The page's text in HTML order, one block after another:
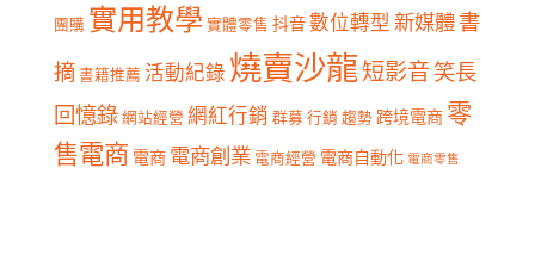
團購 實用教學 實體零售 抖音數位轉型 新媒體書
摘 書籍推薦 活動紀錄 燒賣沙龍短影音笑長
回憶錄 網站經營 網紅行銷 群募 行銷 趨勢 跨境電商 零
售電商 電商 電商創業 電商經營 電商自動化 電商零售